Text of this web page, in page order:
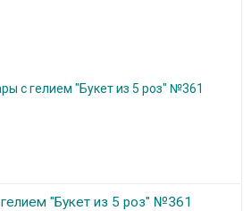
"Букет из 5 роз" №361